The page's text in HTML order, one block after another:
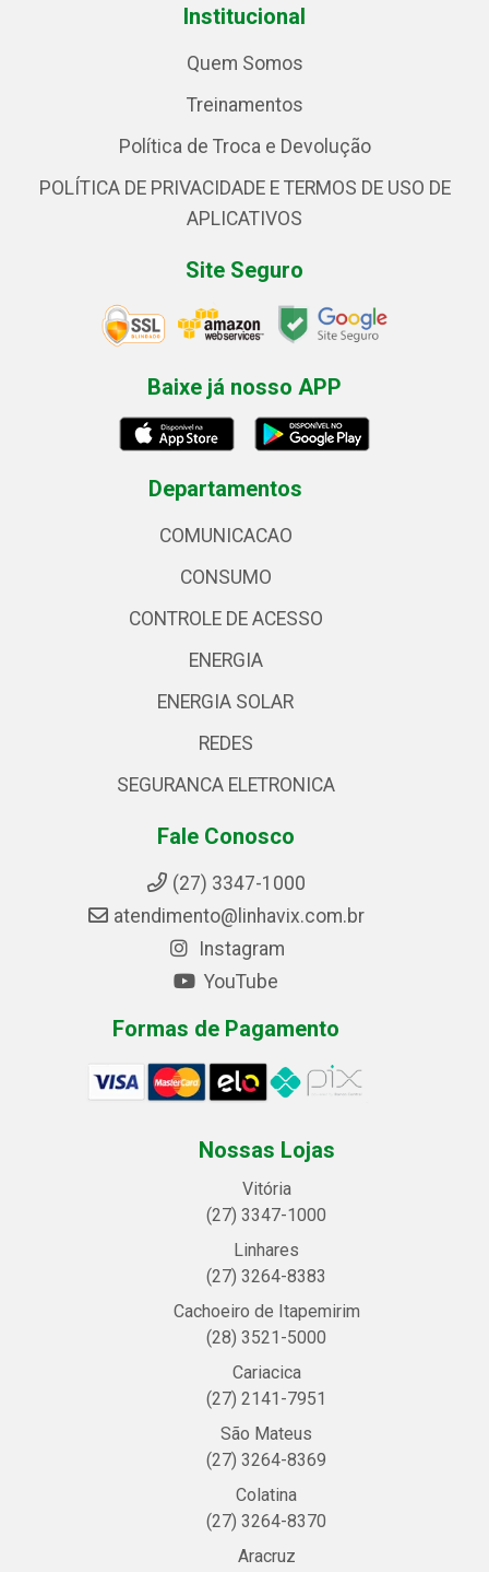
Institucional
Quem Somos
Treinamentos
Política de Troca e Devolução
POLÍTICA DE PRIVACIDADE E TERMOS DE USO DE
APLICATIVOS
Site Seguro
Baixe já nosso APP
Departamentos
COMUNICACAO
CONSUMO
CONTROLE DE ACESSO
ENERGIA
ENERGIA SOLAR
REDES
SEGURANCA ELETRONICA
Fale Conosco
(27) 3347-1000
atendimento@linhavix.com.br
Instagram
YouTube
Formas de Pagamento
Nossas Lojas
Vitória
(27) 3347-1000
Linhares
(27) 3264-8383
Cachoeiro de Itapemirim
(28) 3521-5000
Cariacica
(27) 2141-7951
São Mateus
(27) 3264-8369
Colatina
(27) 3264-8370
Aracruz